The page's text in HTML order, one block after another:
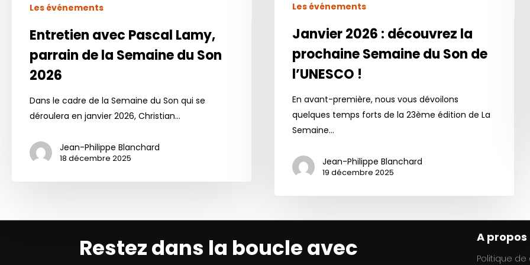
Les événements
Janvier 2026 : découvrez la
prochaine Semaine du Son de
l’UNESCO !
En avant-première, nous vous dévoilons
quelques temps forts de la 23ème édition de La
Semaine…
Jean-Philippe Blanchard
19 décembre 2025
Les événements
Entretien avec Pascal Lamy,
parrain de la Semaine du Son
2026
Dans le cadre de la Semaine du Son qui se
déroulera en janvier 2026, Christian…
Jean-Philippe Blanchard
18 décembre 2025
Restez dans la boucle avec
A propos
Politique de